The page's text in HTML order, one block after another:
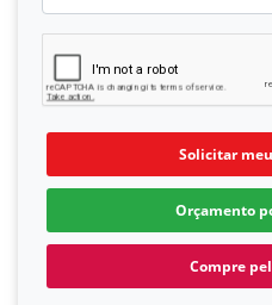
Solicitar
Orçamento
Compre